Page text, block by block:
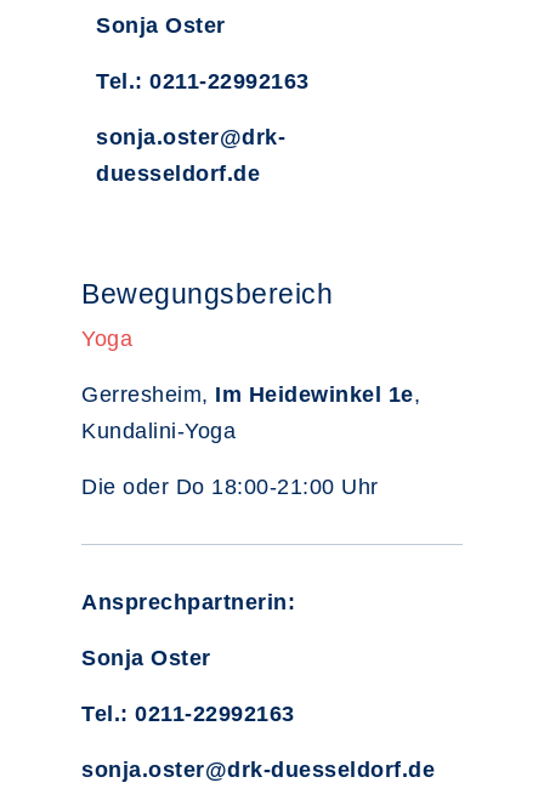
Sonja Oster
Tel.: 0211-22992163
sonja.oster@drk-
duesseldorf.de
Bewegungsbereich
Yoga
Gerresheim, Im Heidewinkel 1e,
Kundalini-Yoga
Die oder Do 18:00-21:00 Uhr
Ansprechpartnerin:
Sonja Oster
Tel.: 0211-22992163
sonja.oster@drk-duesseldorf.de